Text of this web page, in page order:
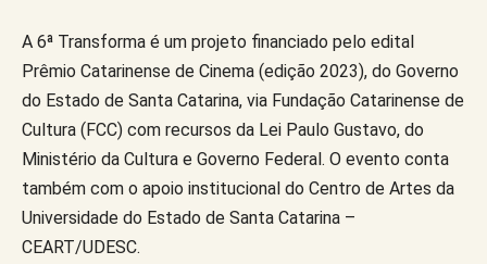
A 6ª Transforma é um projeto financiado pelo edital
Prêmio Catarinense de Cinema (edição 2023), do Governo
do Estado de Santa Catarina, via Fundação Catarinense de
Cultura (FCC) com recursos da Lei Paulo Gustavo, do
Ministério da Cultura e Governo Federal. O evento conta
também com o apoio institucional do Centro de Artes da
Universidade do Estado de Santa Catarina –
CEART/UDESC.